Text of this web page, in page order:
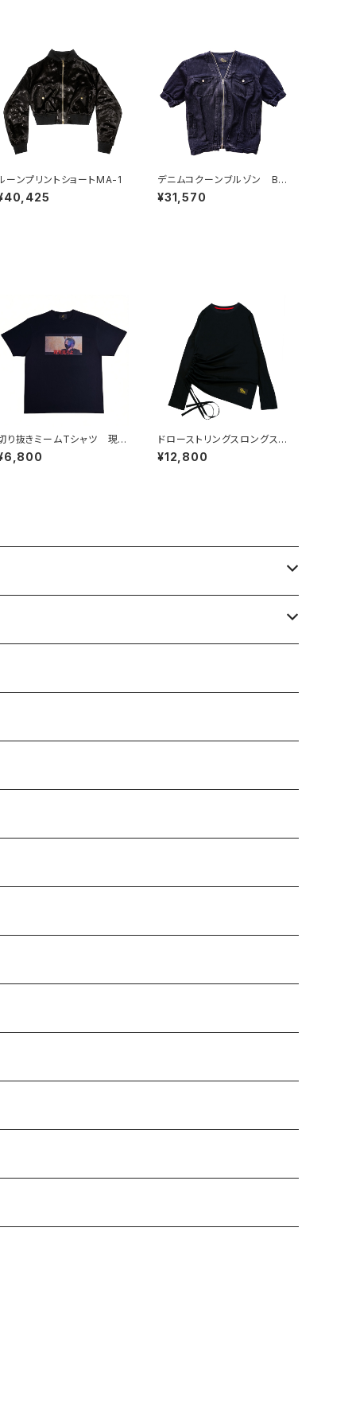
ーンプリントショートMA-1
デニムコクーンブルゾン BL
ACK
¥31,570
り抜きミームTシャツ 現実
ろよ
ドローストリングスロングスリ
ーブT
¥12,800